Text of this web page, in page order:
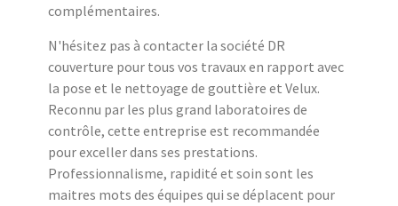
complémentaires.
N'hésitez pas à contacter la société DR
couverture pour tous vos travaux en rapport avec
la pose et le nettoyage de gouttière et Velux.
Reconnu par les plus grand laboratoires de
contrôle, cette entreprise est recommandée
pour exceller dans ses prestations.
Professionnalisme, rapidité et soin sont les
maitres mots des équipes qui se déplacent pour